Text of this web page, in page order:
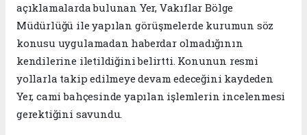
açıklamalarda bulunan Yer, Vakıflar Bölge
Müdürlüğü ile yapılan görüşmelerde kurumun söz
konusu uygulamadan haberdar olmadığının
kendilerine iletildiğini belirtti. Konunun resmi
yollarla takip edilmeye devam edeceğini kaydeden
Yer, cami bahçesinde yapılan işlemlerin incelenmesi
gerektiğini savundu.